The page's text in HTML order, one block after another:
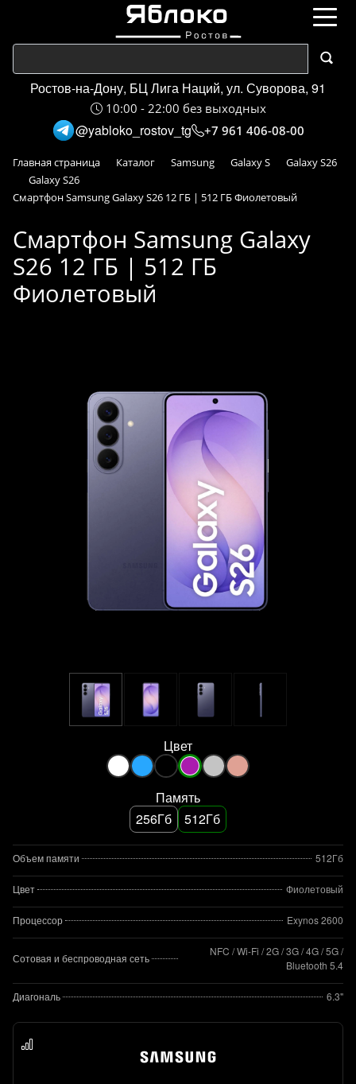
Ростов-на-Дону, БЦ Лига Наций, ул. Суворова, 91
10:00 - 22:00 без выходных
@yabloko_rostov_tg +7 961 406-08-00
Главная страница Каталог Samsung Galaxy S
Galaxy S26
Galaxy S26
Смартфон Samsung Galaxy S26 12 ГБ | 512 ГБ Фиолетовый
Смартфон Samsung Galaxy
S26 12 ГБ | 512 ГБ
Фиолетовый
Цвет
Память
256Гб
512Гб
Объем памяти 512Гб
Цвет Фиолетовый
Процессор Exynos 2600
Сотовая и беспроводная сеть
NFC / Wi-Fi / 2G / 3G / 4G / 5G /
Bluetooth 5.4
Диагональ 6.3"